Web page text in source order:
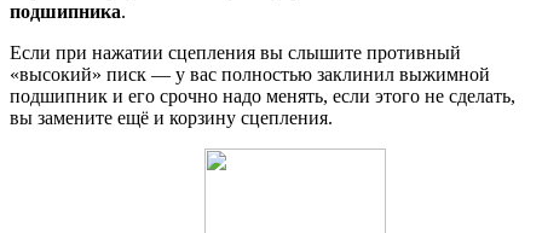
подшипника.
Если при нажатии сцепления вы слышите противный
«высокий» писк — у вас полностью заклинил выжимной
подшипник и его срочно надо менять, если этого не сделать,
вы замените ещё и корзину сцепления.